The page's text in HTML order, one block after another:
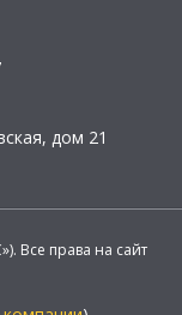
дом 21
Все права на сайт